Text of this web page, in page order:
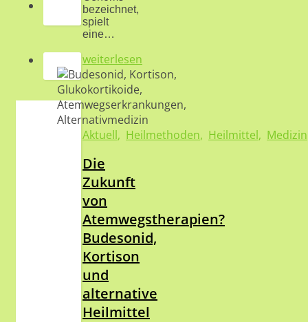
bezeichnet,
spielt
eine…
weiterlesen
Aktuell, Heilmethoden, Heilmittel, Medizin
Die
Zukunft
von
Atemwegstherapien?
Budesonid,
Kortison
und
alternative
Heilmittel